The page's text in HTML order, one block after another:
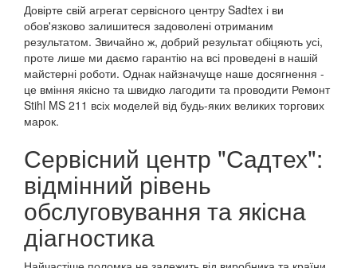
Довірте свій агрегат сервісного центру Sadtex і ви
обов'язково залишитеся задоволені отриманим
результатом. Звичайно ж, добрий результат обіцяють усі,
проте лише ми даємо гарантію на всі проведені в нашій
майстерні роботи. Однак найзначуще наше досягнення -
це вміння якісно та швидко лагодити та проводити Ремонт
Stihl MS 211 всіх моделей від будь-яких великих торгових
марок.
Сервісний центр "Садтех":
відмінний рівень
обслуговування та якісна
діагностика